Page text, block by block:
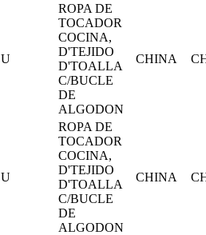
U
ROPA DE
TOCADOR
COCINA,
D'TEJIDO
D'TOALLA
C/BUCLE
DE
ALGODON
CHINA
U
ROPA DE
TOCADOR
COCINA,
D'TEJIDO
D'TOALLA
C/BUCLE
DE
ALGODON
CHINA